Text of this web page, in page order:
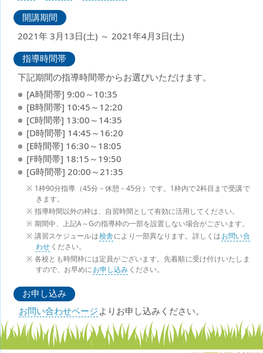
開講期間
2021年 3月13日(土) ～ 2021年4月3日(土)
指導時間帯
下記期間の指導時間帯からお選びいただけます。
[A時間帯] 9:00～10:35
[B時間帯] 10:45～12:20
[C時間帯] 13:00～14:35
[D時間帯] 14:45～16:20
[E時間帯] 16:30～18:05
[F時間帯] 18:15～19:50
[G時間帯] 20:00～21:35
1枠90分指導（45分－休憩－45分）です。1枠内で2科目まで受講で
きます。
指導時間以外の枠は、自習時間として有効に活用してください。
期間中、上記A～Gの指導枠の一部を設置しない場合がございます。
講習スケジュールは校舎により一部異なります。詳しくはお問い合
わせ ください。
各校とも時間枠には定員がございます。先着順に受け付けいたしま
すので、お早めにお申し込み ください。
お申し込み
お問い合わせページ よりお申し込みください。